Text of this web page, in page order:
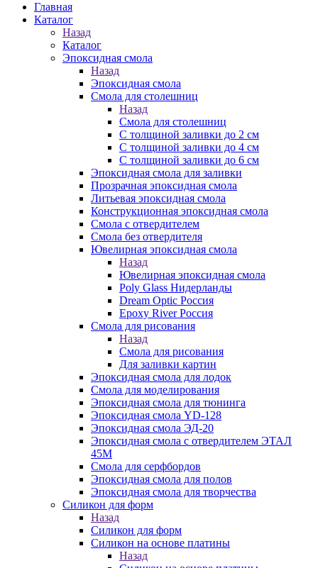
Главная
Каталог
Назад
Каталог
Эпоксидная смола
Назад
Эпоксидная смола
Смола для столешниц
Назад
Смола для столешниц
С толщиной заливки до 2 см
С толщиной заливки до 4 см
С толщиной заливки до 6 см
Эпоксидная смола для заливки
Прозрачная эпоксидная смола
Литьевая эпоксидная смола
Конструкционная эпоксидная смола
Смола с отвердителем
Смола без отвердителя
Ювелирная эпоксидная смола
Назад
Ювелирная эпоксидная смола
Poly Glass Нидерланды
Dream Optic Россия
Epoxy River Россия
Смола для рисования
Назад
Смола для рисования
Для заливки картин
Эпоксидная смола для лодок
Смола для моделирования
Эпоксидная смола для тюнинга
Эпоксидная смола YD-128
Эпоксидная смола ЭД-20
Эпоксидная смола с отвердителем ЭТАЛ
45М
Смола для серфбордов
Эпоксидная смола для полов
Эпоксидная смола для творчества
Силикон для форм
Назад
Силикон для форм
Силикон на основе платины
Назад